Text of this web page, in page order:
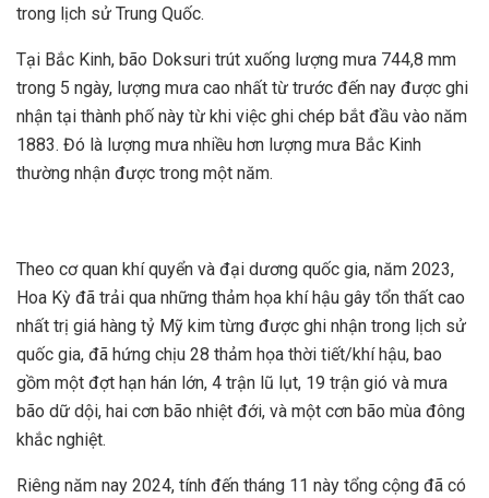
trong lịch sử Trung Quốc.
Tại Bắc Kinh, bão Doksuri trút xuống lượng mưa 744,8 mm
trong 5 ngày, lượng mưa cao nhất từ trước đến nay được ghi
nhận tại thành phố này từ khi việc ghi chép bắt đầu vào năm
1883. Đó là lượng mưa nhiều hơn lượng mưa Bắc Kinh
thường nhận được trong một năm.
Theo cơ quan khí quyển và đại dương quốc gia, năm 2023,
Hoa Kỳ đã trải qua những thảm họa khí hậu gây tổn thất cao
nhất trị giá hàng tỷ Mỹ kim từng được ghi nhận trong lịch sử
quốc gia, đã hứng chịu 28 thảm họa thời tiết/khí hậu, bao
gồm một đợt hạn hán lớn, 4 trận lũ lụt, 19 trận gió và mưa
bão dữ dội, hai cơn bão nhiệt đới, và một cơn bão mùa đông
khắc nghiệt.
Riêng năm nay 2024, tính đến tháng 11 này tổng cộng đã có